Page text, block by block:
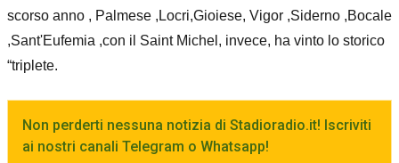
scorso anno , Palmese ,Locri,Gioiese, Vigor ,Siderno ,Bocale
,Sant'Eufemia ,con il Saint Michel, invece, ha vinto lo storico
“triplete.
Non perderti nessuna notizia di Stadioradio.it! Iscriviti
ai nostri canali Telegram o Whatsapp!